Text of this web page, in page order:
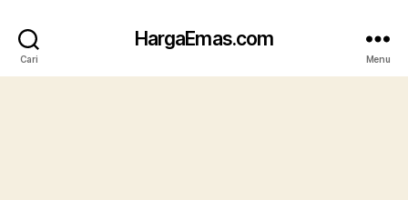
Cari
HargaEmas.com
Menu